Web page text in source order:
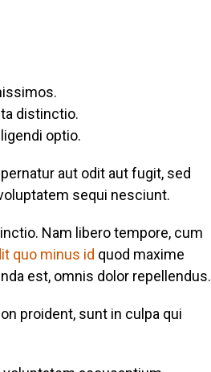
distinctio.
optio.
aut odit aut fugit, sed
sequi nesciunt.
Nam libero tempore, cum
quo minus id quod maxime
est, omnis dolor repellendus.
proident, sunt in culpa qui